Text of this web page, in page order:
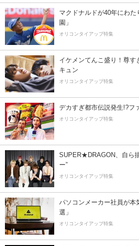
マクドナルドが40年にわ
園」
オリコンタイアップ特集
イケメンてんこ盛り！尊す
キュン
オリコンタイアップ特集
デカすぎ都市伝説発生!?フ
オリコンタイアップ特集
SUPER★DRAGON、自ら
ー”
オリコンタイアップ特集
パソコンメーカー社員が本
選」
オリコンタイアップ特集